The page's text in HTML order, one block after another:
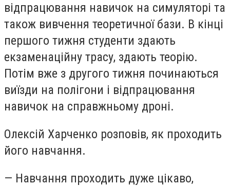
відпрацювання навичок на симуляторі та
також вивчення теоретичної бази. В кінці
першого тижня студенти здають
екзаменаційну трасу, здають теорію.
Потім вже з другого тижня починаються
виїзди на полігони і відпрацювання
навичок на справжньому дроні.
Олексій Харченко розповів, як проходить
його навчання.
— Навчання проходить дуже цікаво,